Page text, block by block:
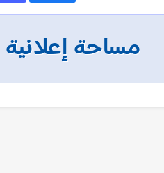
مساحة إعلانية